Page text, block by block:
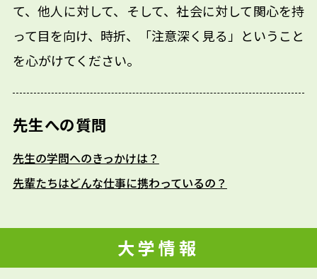
て、他人に対して、そして、社会に対して関心を持
って目を向け、時折、「注意深く見る」ということ
を心がけてください。
先生への質問
先生の学問へのきっかけは？
先輩たちはどんな仕事に携わっているの？
大学情報